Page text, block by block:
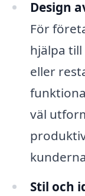
Design
För
hjälpa
eller
väl
Stil och